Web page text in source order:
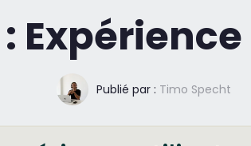
:
Publié par : Timo Specht